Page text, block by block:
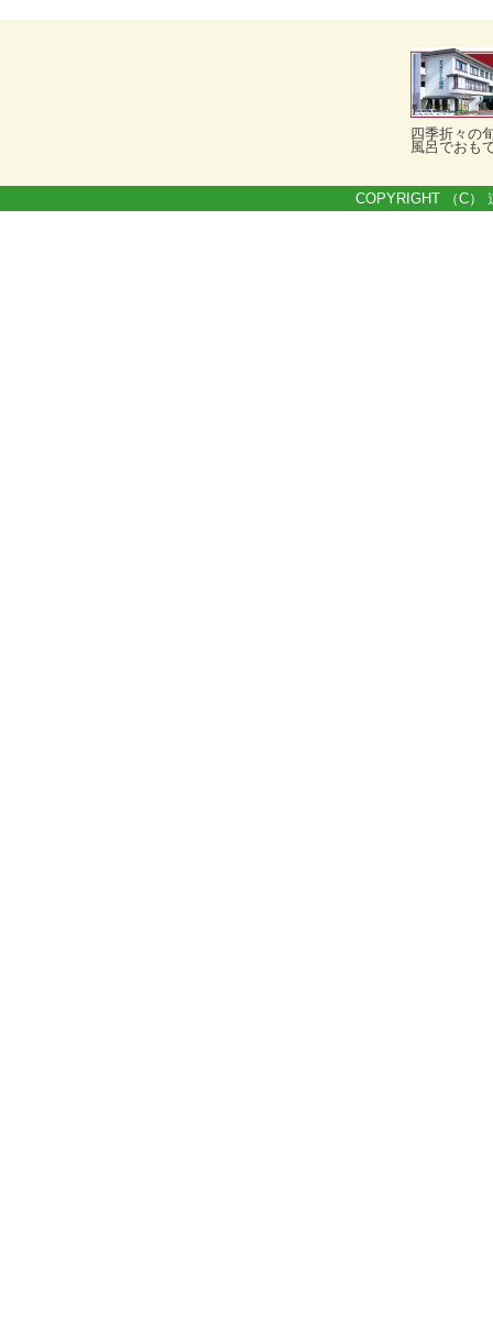
四季折々の
風呂でおも
COPYRIGHT （C）